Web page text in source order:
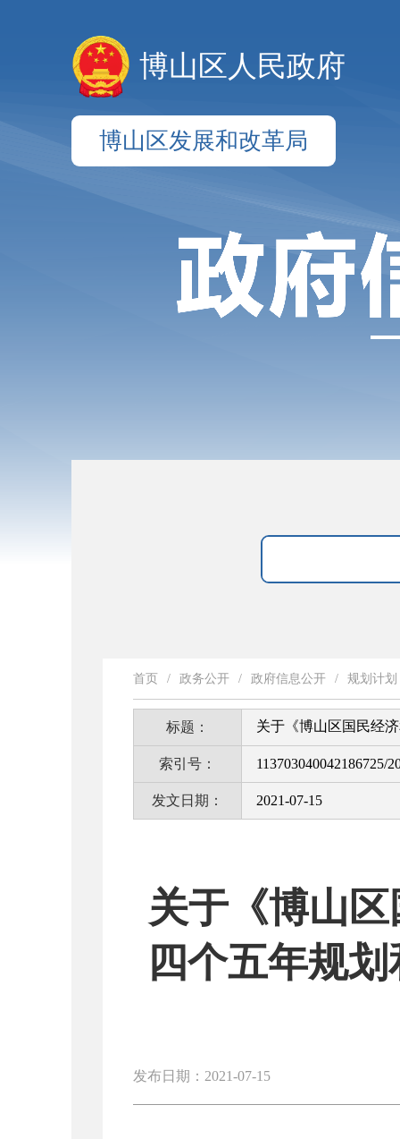
博山区人民政府
博山区发展和改革局
首页 / 政务公开 / 政府信息公开 / 规划计划
标题： 关于《博山区国民经
索引号： 113703040042186725/
发文日期： 2021-07-15
关于《博山
四个五年规
发布日期：2021-07-15